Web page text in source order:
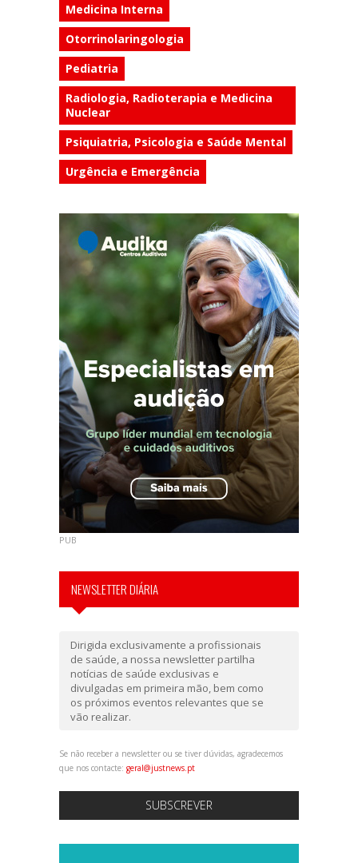
Medicina Interna
Otorrinolaringologia
Pediatria
Radiologia, Radioterapia e Medicina
Nuclear
Psiquiatria, Psicologia e Saúde Mental
Urgência e Emergência
PUB
NEWSLETTER DIÁRIA
Dirigida exclusivamente a profissionais
de saúde, a nossa newsletter partilha
notícias de saúde exclusivas e
divulgadas em primeira mão, bem como
os próximos eventos relevantes que se
vão realizar.
Se não receber a newsletter ou se tiver dúvidas, agradecemos
que nos contacte: geral@justnews.pt
SUBSCREVER